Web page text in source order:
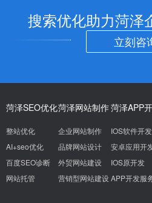
搜索优化助力菏泽
立刻咨
菏泽SEO优化
整站优化
AI+seo优化
百度SEO诊断
网站托管
菏泽网站制作
企业网站制作
品牌网站设计
外贸网站建设
营销型网站建设
菏泽APP
IOS软件开发
安卓应用开
IOS原开发
APP开发服